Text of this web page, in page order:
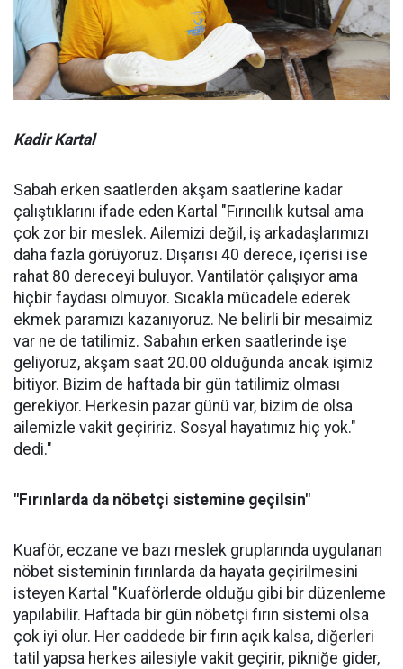
Kadir Kartal
Sabah erken saatlerden akşam saatlerine kadar
çalıştıklarını ifade eden Kartal "Fırıncılık kutsal ama
çok zor bir meslek. Ailemizi değil, iş arkadaşlarımızı
daha fazla görüyoruz. Dışarısı 40 derece, içerisi ise
rahat 80 dereceyi buluyor. Vantilatör çalışıyor ama
hiçbir faydası olmuyor. Sıcakla mücadele ederek
ekmek paramızı kazanıyoruz. Ne belirli bir mesaimiz
var ne de tatilimiz. Sabahın erken saatlerinde işe
geliyoruz, akşam saat 20.00 olduğunda ancak işimiz
bitiyor. Bizim de haftada bir gün tatilimiz olması
gerekiyor. Herkesin pazar günü var, bizim de olsa
ailemizle vakit geçiririz. Sosyal hayatımız hiç yok."
dedi."
"Fırınlarda da nöbetçi sistemine geçilsin"
Kuaför, eczane ve bazı meslek gruplarında uygulanan
nöbet sisteminin fırınlarda da hayata geçirilmesini
isteyen Kartal "Kuaförlerde olduğu gibi bir düzenleme
yapılabilir. Haftada bir gün nöbetçi fırın sistemi olsa
çok iyi olur. Her caddede bir fırın açık kalsa, diğerleri
tatil yapsa herkes ailesiyle vakit geçirir, pikniğe gider,